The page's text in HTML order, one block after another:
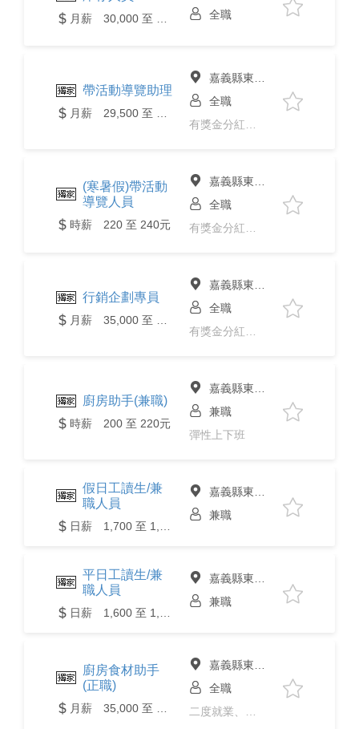
全職
帶活動導覽助理
月薪 29,500 至 32,000元
嘉義縣東石鄉
全職
有獎金分紅、免經驗
(寒暑假)帶活動
導覽人員
時薪 220 至 240元
嘉義縣東石鄉
全職
有獎金分紅、免經驗、二度就業
行銷企劃專員
月薪 35,000 至 45,000元
嘉義縣東石鄉
全職
有獎金分紅、年終獎金、免經驗
廚房助手(兼職)
時薪 200 至 220元
嘉義縣東石鄉
兼職
彈性上下班
假日工讀生/兼
職人員
日薪 1,700 至 1,900元
嘉義縣東石鄉
兼職
平日工讀生/兼
職人員
日薪 1,600 至 1,800元
嘉義縣東石鄉
兼職
廚房食材助手
(正職)
嘉義縣東石鄉
全職
二度就業、彈性上下班